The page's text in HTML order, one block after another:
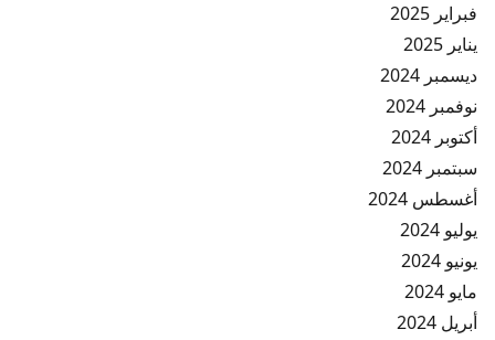
فبراير 2025
يناير 2025
ديسمبر 2024
نوفمبر 2024
أكتوبر 2024
سبتمبر 2024
أغسطس 2024
يوليو 2024
يونيو 2024
مايو 2024
أبريل 2024